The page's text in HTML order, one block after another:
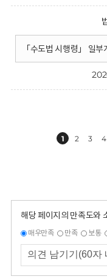
「수도법 시행령」 일
1 2 3 4
해당 페이지의 만족도와
매우만족 만족 보통